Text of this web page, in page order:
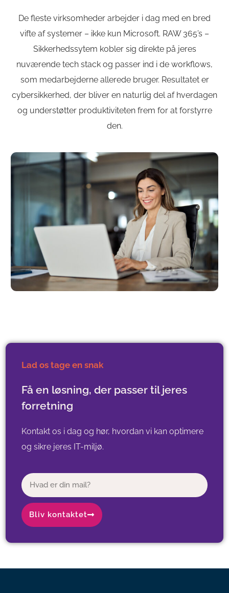
De fleste virksomheder arbejder i dag med en bred
vifte af systemer – ikke kun Microsoft. RAW 365’s –
Sikkerhedssytem kobler sig direkte på jeres
nuværende tech stack og passer ind i de workflows,
som medarbejderne allerede bruger. Resultatet er
cybersikkerhed, der bliver en naturlig del af hverdagen
og understøtter produktiviteten frem for at forstyrre
den.
Lad os tage en snak
Få en løsning, der passer til jeres
forretning
Kontakt os i dag og hør, hvordan vi kan optimere
og sikre jeres IT-miljø.
Bliv kontaktet